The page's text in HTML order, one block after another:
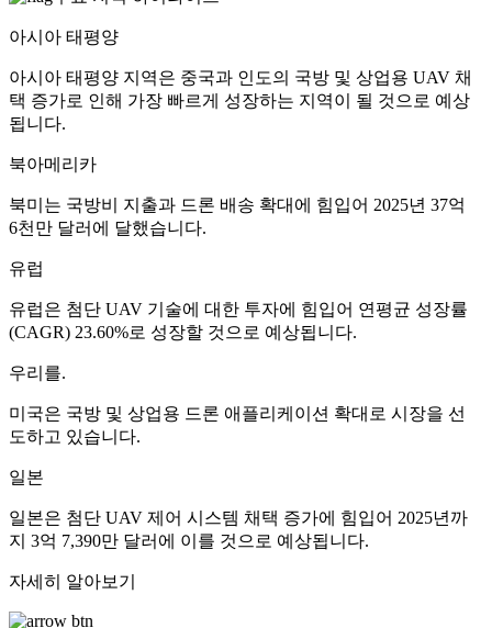
아시아 태평양
아시아 태평양 지역은 중국과 인도의 국방 및 상업용 UAV 채
택 증가로 인해 가장 빠르게 성장하는 지역이 될 것으로 예상
됩니다.
북아메리카
북미는 국방비 지출과 드론 배송 확대에 힘입어 2025년 37억
6천만 달러에 달했습니다.
유럽
유럽은 첨단 UAV 기술에 대한 투자에 힘입어 연평균 성장률
(CAGR) 23.60%로 성장할 것으로 예상됩니다.
우리를.
미국은 국방 및 상업용 드론 애플리케이션 확대로 시장을 선
도하고 있습니다.
일본
일본은 첨단 UAV 제어 시스템 채택 증가에 힘입어 2025년까
지 3억 7,390만 달러에 이를 것으로 예상됩니다.
자세히 알아보기